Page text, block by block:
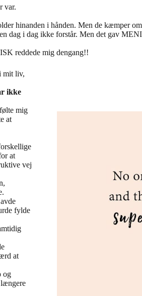
var.
hinanden i hånden. Men de kæmper
dag i dag ikke forstår. Men det gav
reddede mig dengang!!
mit liv,
ikke
mig
at
at
vej
fylde
at
og